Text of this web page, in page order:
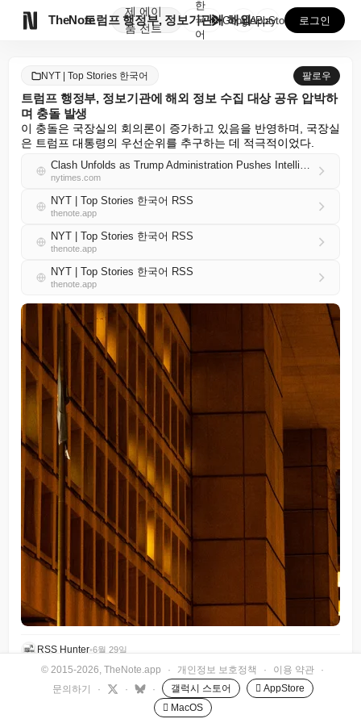
TheNote
제
품
에이
전트
트럼프 행정부, 정보기관에 해외 정보 수집 대상 공유 ...
한
국
어
GooglePlay
AppStore 로그인
NYT | Top Stories 한국어 팔로우
트럼프 행정부, 정보기관에 해외 정보 수집 대상 공유 압박하
며 충돌 발생
이 충돌은 국장실의 회의론이 증가하고 있음을 반영하며, 국장실
은 트럼프 대통령의 우선순위를 추구하는 데 적극적이었다.
Clash Unfolds as Trump Administration Pushes Intelligence Agencies to Share Foreign Espionage Targets
nytimes.com
NYT | Top Stories 한국어 RSS
thenote.app
NYT | Top Stories 한국어 RSS
thenote.app
NYT | Top Stories 한국어 RSS
thenote.app
RSS Hunter•6월 29일
© 2015-2026, TheNote.app · 개인정보 보호정책 · 이용 약관
·
문의하기
· · · 갤럭시 스토어
 AppStore
 MacOS